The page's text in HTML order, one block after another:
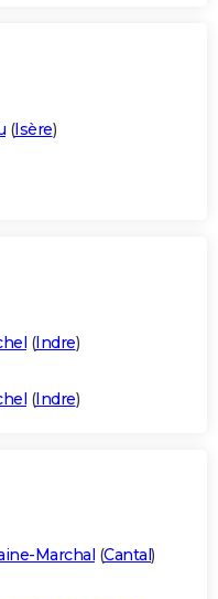
(Isère)
(Indre)
(Indre)
Marchal (Cantal )